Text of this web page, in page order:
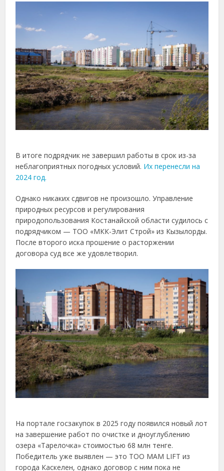
Витогеподрядчикнезавершилработывсрокиз-за
неблагоприятныхпогодныхусловий. Ихперенеслина
2024год.
Однаконикакихсдвиговнепроизошло.Управление
природныхресурсовирегулирования
природопользования Костанайскойобластисудилосьс
подрядчиком — ТОО «МКК-ЭлитСтрой»из Кызылорды.
Послевторогоискапрошениеорасторжении
договорасудвсежеудовлетворил.
Напорталегосзакупокв 2025годупоявилсяновый лот
назавершениеработпоочисткеи дноуглублению
озера «Тарелочка»стоимостью68млн тенге.
Победительужевыявлен —это ТОО MAM LIFTиз
города Каскелен,однако договорснимпокане